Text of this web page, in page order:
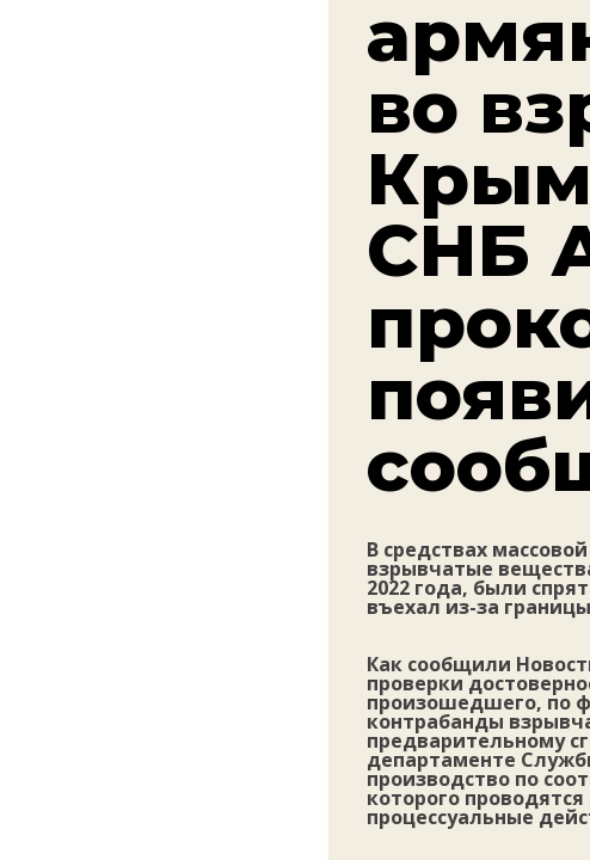
во
СНБ
В средствах
взрывчатые
2022 года, были
въехал из-за
Как сообщили
проверки
произошедшего, по
контрабанды
предварительному
департаменте
производство по
которого
процессуальные